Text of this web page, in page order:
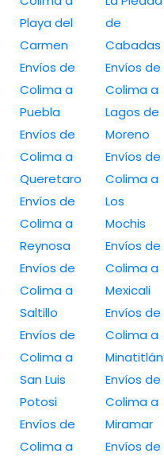
Playa del
Carmen
Envíos de
Colima a
Puebla
Envíos de
Colima a
Queretaro
Envíos de
Colima a
Reynosa
Envíos de
Colima a
Saltillo
Envíos de
Colima a
San Luis
Potosi
Envíos de
Colima a
de
Cabadas
Envíos de
Colima a
Lagos de
Moreno
Envíos de
Colima a
Los
Mochis
Envíos de
Colima a
Mexicali
Envíos de
Colima a
Minatitlán
Envíos de
Colima a
Miramar
Envíos de